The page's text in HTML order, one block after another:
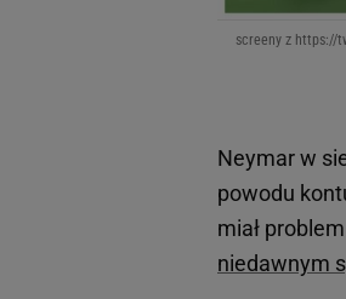
screeny z https://
Neymar w
powodu
miał
niedawnym